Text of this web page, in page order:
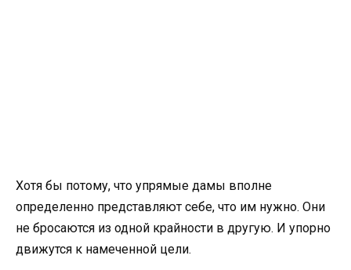
Хотя бы потому, что упрямые дамы вполне
определенно представляют себе, что им нужно. Они
не бросаются из одной крайности в другую. И упорно
движутся к намеченной цели.